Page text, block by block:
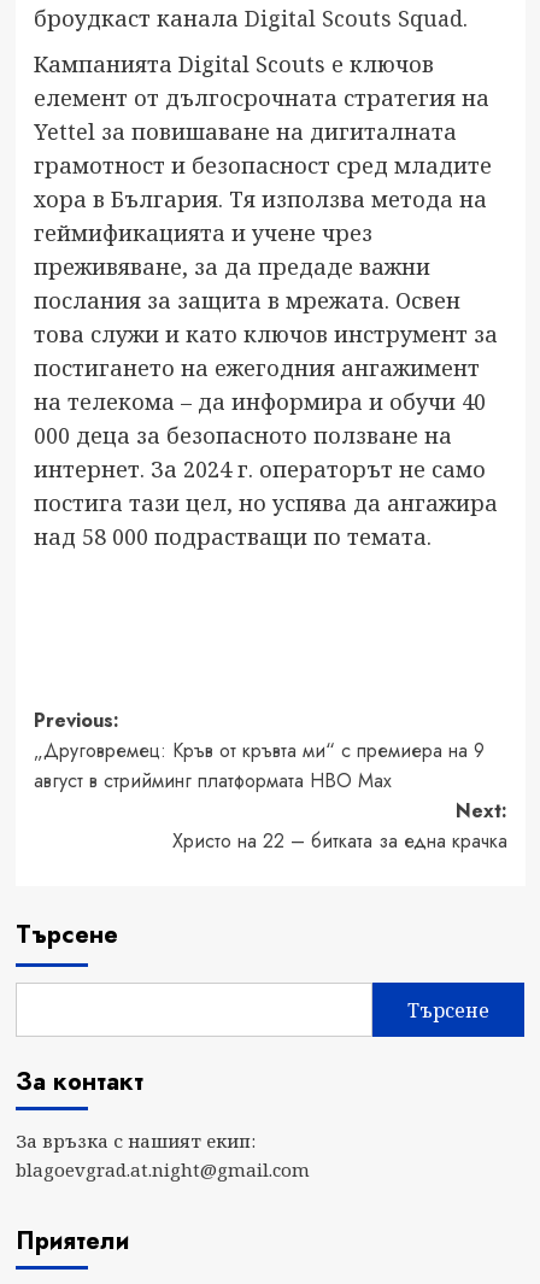
броудкаст канала Digital Scouts Squad.
Кампанията Digital Scouts е ключов
елемент от дългосрочната стратегия на
Yettel за повишаване на дигиталната
грамотност и безопасност сред младите
хора в България. Тя използва метода на
геймификацията и учене чрез
преживяване, за да предаде важни
послания за защита в мрежата. Освен
това служи и като ключов инструмент за
постигането на ежегодния ангажимент
на телекома – да информира и обучи 40
000 деца за безопасното ползване на
интернет. За 2024 г. операторът не само
постига тази цел, но успява да ангажира
над 58 000 подрастващи по темата.
Post
navigation
Previous:
„Друговремец: Кръв от кръвта ми“ с премиера на 9
август в стрийминг платформата HBO Max
Next:
Христо на 22 – битката за една крачка
Търсене
Търсене
За контакт
За връзка с нашият екип:
blagoevgrad.at.night@gmail.com
Приятели